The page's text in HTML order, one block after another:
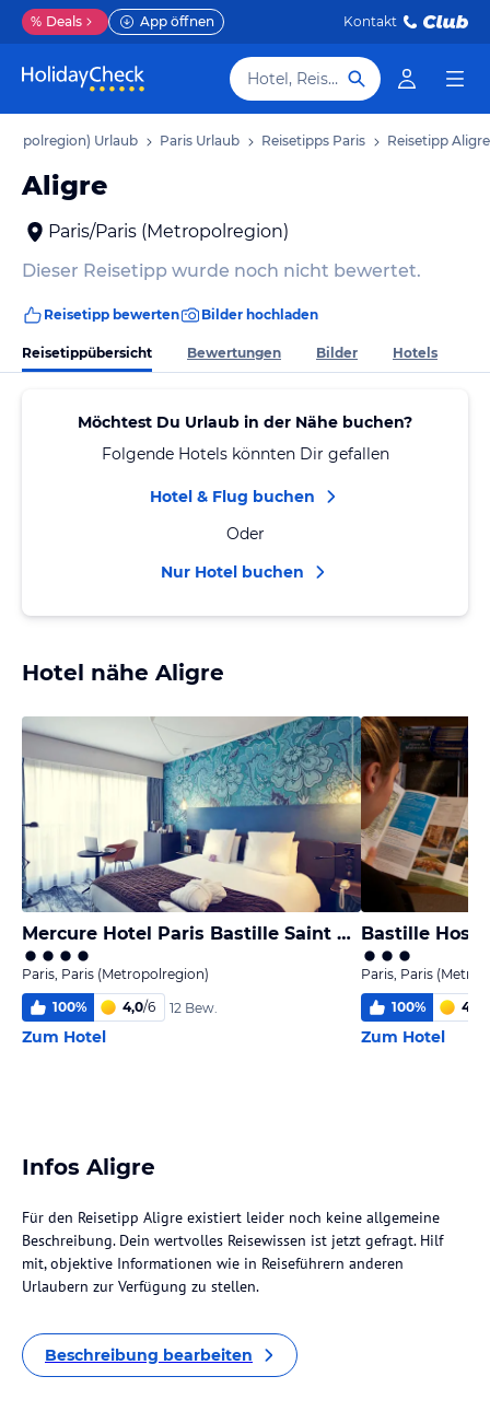
% Deals App öffnen Kontakt
Hotel, Reiseziel
Urlaub Paris Urlaub Reisetipps Paris Reisetipp Aligre
Aligre
Paris/Paris (Metropolregion)
Dieser Reisetipp wurde noch nicht bewertet.
Reisetipp bewerten Bilder hochladen
Reisetippübersicht Bewertungen Bilder Hotels
Möchtest Du Urlaub in der Nähe buchen?
Folgende Hotels könnten Dir gefallen
Hotel & Flug buchen
Oder
Nur Hotel buchen
Hotel nähe Aligre
Mercure Hotel Paris Bastille Saint Antoine
Paris, Paris (Metropolregion)
100% 4,0/6 12 Bew.
Zum Hotel
Bastille
Paris, Paris
100% 4,0
Zum Hotel
Infos Aligre
Für den Reisetipp Aligre existiert leider noch keine allgemeine
Beschreibung. Dein wertvolles Reisewissen ist jetzt gefragt. Hilf
mit, objektive Informationen wie in Reiseführern anderen
Urlaubern zur Verfügung zu stellen.
Beschreibung bearbeiten